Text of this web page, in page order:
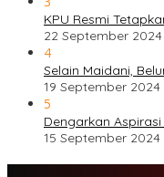
KPU Resmi
22 September 2024
4
Selain Maidani,
19 September 2024
5
Dengarkan
15 September 2024